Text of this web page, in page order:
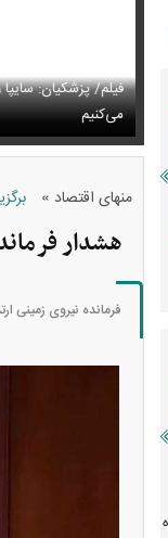
فیلم/ پزشکیان:
می‌کنیمعکس دیده‌نشده
منهای اقتصاد »
هشدار
فرمانده نیروی زمینی
قیمت دلار، یورو و